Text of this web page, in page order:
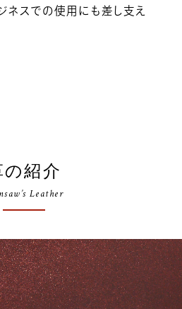
ネスでの使用にも差し支え
の紹介
Leather